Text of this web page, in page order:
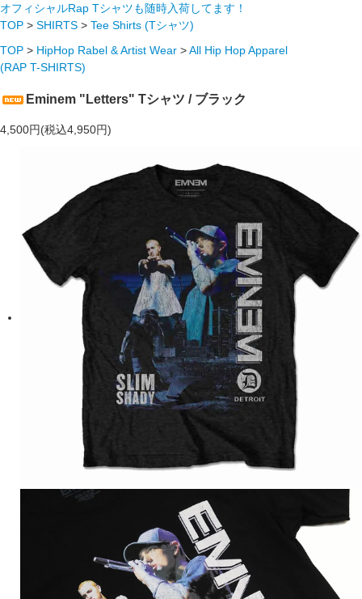
オフィシャルRap Tシャツも随時入荷してます！
TOP > SHIRTS > Tee Shirts (Tシャツ)
TOP > HipHop Rabel & Artist Wear >All Hip Hop Apparel
(RAP T-SHIRTS)
Eminem "Letters" Tシャツ / ブラック
4,500円(税込4,950円)